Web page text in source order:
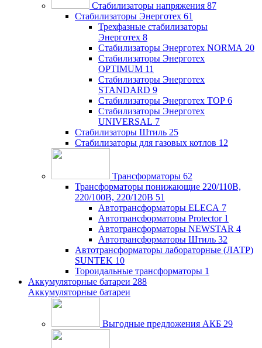
Стабилизаторы напряжения 87
Стабилизаторы Энерготех 61
Трехфазные стабилизаторы
Энерготех 8
Стабилизаторы Энерготех NORMA 20
Стабилизаторы Энерготех
OPTIMUM 11
Стабилизаторы Энерготех
STANDARD 9
Стабилизаторы Энерготех TOP 6
Стабилизаторы Энерготех
UNIVERSAL 7
Стабилизаторы Штиль 25
Стабилизаторы для газовых котлов 12
Трансформаторы 62
Трансформаторы понижающие 220/110В,
220/100В, 220/120В 51
Автотрансформаторы ELECA 7
Автотрансформаторы Protector 1
Автотрансформаторы NEWSTAR 4
Автотрансформаторы Штиль 32
Автотрансформаторы лабораторные (ЛАТР)
SUNTEK 10
Тороидальные трансформаторы 1
Аккумуляторные батареи 288
Аккумуляторные батареи
Выгодные предложения АКБ 29